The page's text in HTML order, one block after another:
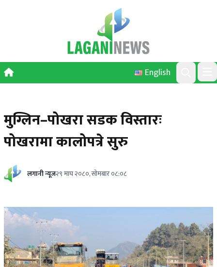
English
Search
मुग्लिन–पोखरा सडक विस्तारः
पोखरामा कालोपत्रे सुरु
लगानी न्यूज२९ माघ २०८०, सोमबार ०८:०८